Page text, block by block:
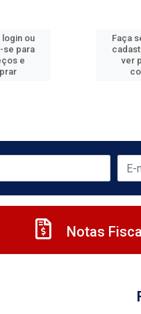
login ou
se para
e
Faça
ver
Notas